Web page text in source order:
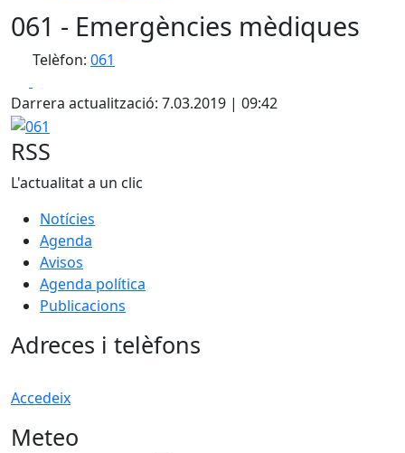
061 - Emergències mèdiques
Telèfon: 061
Darrera actualització: 7.03.2019 | 09:42
061
RSS
L'actualitat a un clic
Notícies
Agenda
Avisos
Agenda política
Publicacions
Adreces i telèfons
Accedeix
Meteo